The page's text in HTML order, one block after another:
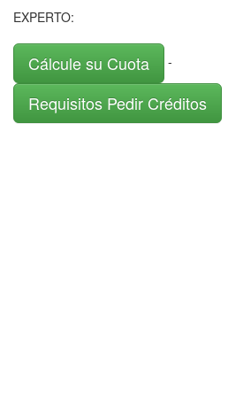
EXPERTO:
Cálcule su Cuota -
Requisitos Pedir Créditos